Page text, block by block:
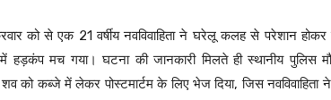
को से एक 21 वर्षीय नवविवाहिता ने घरेलू कलह से परेशान
मच गया। घटना की जानकारी मिलते ही स्थानीय पुलिस
शव को कब्जे में लेकर पोस्टमार्टम के लिए भेज दिया, जिस